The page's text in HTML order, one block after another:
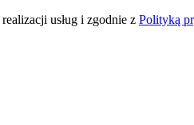
usług i zgodnie z Polityką